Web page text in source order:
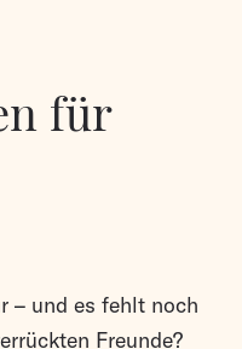
für
– und es fehlt noch
Freunde?